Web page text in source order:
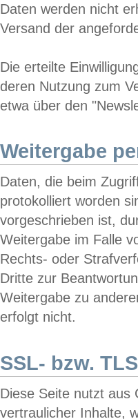
Daten werden nicht
Versand der
Die erteilte
deren Nutzung zum
etwa über den
Weitergabe
Daten, die beim
protokolliert worden
vorgeschrieben ist,
Weitergabe im Falle
Rechts- oder
Dritte zur
Weitergabe zu
erfolgt nicht.
SSL- bzw.
Diese Seite nutzt aus
vertraulicher Inhalte,